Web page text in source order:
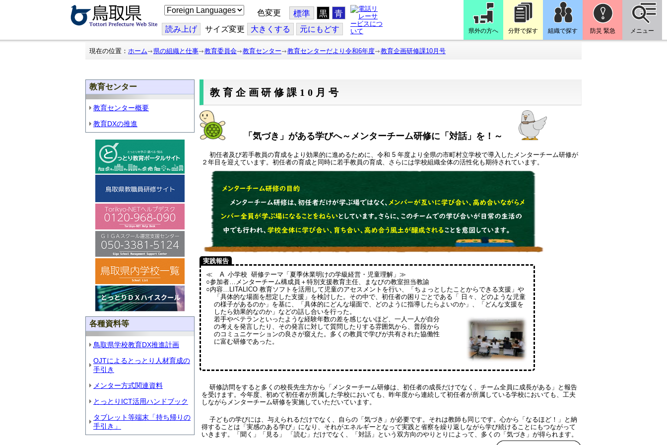
こ
の
ジ
を
翻
色変更 標準 黒 青
読み上げ サイズ変更 大きくする 元にもどす 県外の方へ 分野で探す 組織で探す 防災 緊急 メニュー
現在の位置： ホーム 県の組織と仕事 教育委員会 教育センター 教育センターだより令和6年度 教育企画研修課10月号
教育センター
教育センター概要
教育DXの推進
各種資料等
鳥取県学校教育DX推進計画
OJTによるとっとり人材育成の
手引き
メンター方式関連資料
とっとりICT活用ハンドブック
タブレット等端末「持ち帰りの
手引き」
教育企画研修課10月号
「気づき」がある学びへ～メンターチーム研修に「対話」を！～
初任者及び若手教員の育成をより効果的に進めるために、令和 5 年度より全県の市町村立学校で導入したメンターチーム研修が
２年目を迎えています。初任者の育成と同時に若手教員の育成、さらには学校組織全体の活性化も期待されています。
実践報告
≪ A 小学校 研修テーマ「夏季休業明けの学級経営・児童理解」≫
○参加者…メンターチーム構成員＋特別支援教育主任、まなびの教室担当教諭
○内容…LITALICO 教育ソフトを活用して児童のアセスメントを行い、「ちょっとしたことからできる支援」や
「具体的な場面を想定した支援」を検討した。その中で、初任者の困りごとである「 日々、どのような児童
の様子があるのか」を基に、「具体的にどんな場面で、どのように指導したらよいのか」、「どんな支援を
したら効果的なのか」などの話し合いを行った。
若手やベテランといったような経験年数の差を感じないほど、一人一人が自分
の考えを発言したり、その発言に対して質問したりする雰囲気から、普段から
のコミュニケーションの良さが窺えた。多くの教員で学びが共有された協働性
に富む研修であった。
研修訪問をすると多くの校長先生方から「メンターチーム研修は、初任者の成長だけでなく、チーム全員に成長がある」と報告
を受けます。今年度、初めて初任者が所属した学校においても、昨年度から連続して初任者が所属している学校においても、工夫
しながらメンターチーム研修を実施していただいています。
子どもの学びには、与えられるだけでなく、自らの「気づき」が必要です。それは教師も同じです。心から「なるほど！」と納
得することは「実感のある学び」になり、それがエネルギーとなって実践と省察を繰り返しながら学び続けることにもつながって
いきます。「聞く」「見る」 「読む」だけでなく、「対話」という双方向のやりとりによって、多くの「気づき」が得られます。